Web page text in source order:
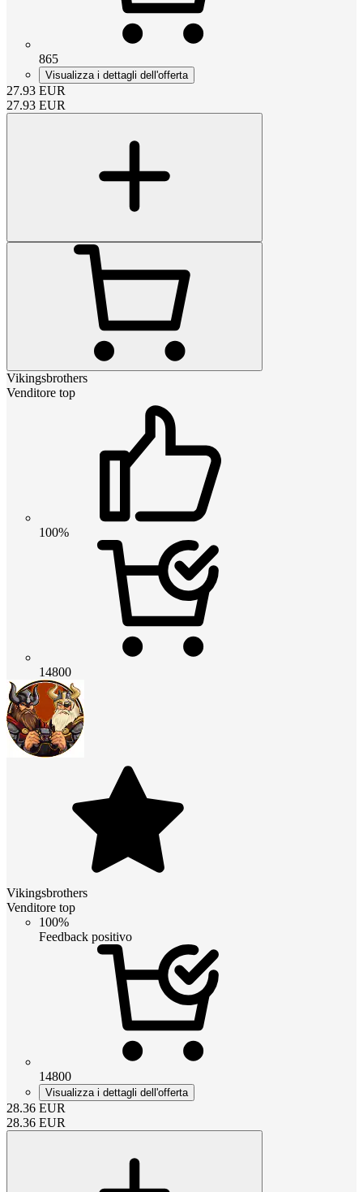
865
Visualizza i dettagli dell'offerta
27.93 EUR
27.93 EUR
Vikingsbrothers
Venditore top
100%
14800
Vikingsbrothers
Venditore top
100%
Feedback positivo
14800
Visualizza i dettagli dell'offerta
28.36 EUR
28.36 EUR